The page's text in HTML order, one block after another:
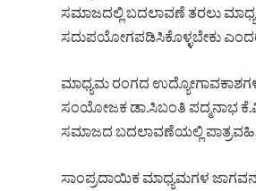
ಸಮಾಜದಲ್ಲಿ ಬದಲಾವಣೆ ತರಲು
ಸದುಪಯೋಗಪಡಿಸಿಕೊಳ್ಳಬೇಕು
ಮಾಧ್ಯಮ ರಂಗದ
ಸಂಯೋಜಕ ಡಾ.ಸಿಬಂತಿ ಪದ್ಮನಾಭ
ಸಮಾಜದ ಬದಲಾವಣೆಯಲ್ಲಿ
ಸಾಂಪ್ರದಾಯಿಕ ಮಾಧ್ಯಮಗಳ